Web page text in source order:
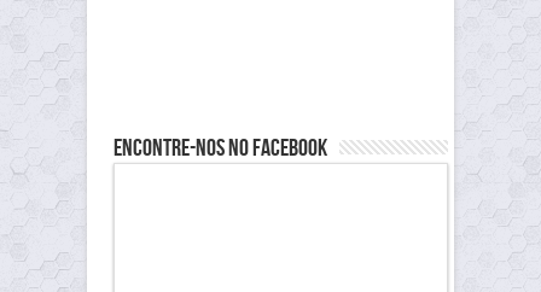
Encontre-nos no Facebook